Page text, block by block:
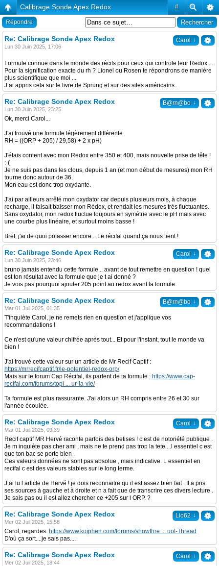
#
Calibrage Sonde Apex Redox
Répondre
Carol ↓
Re: Calibrage Sonde Apex Redox
Lun 30 Juin 2025, 17:06
Formule connue dans le monde des récifs pour ceux qui controle leur Redox ...
Pour la signification exacte du rh ? Lionel ou Rosen te répondrons de manière
plus scientifique que moi ...
J ai appris cela sur le livre de Sprung et sur des sites américains...
B@rn@bo ↓
Re: Calibrage Sonde Apex Redox
Lun 30 Juin 2025, 23:25
Ok, merci Carol...
J'ai trouvé une formule légèrement différente.
RH = ((ORP + 205) / 29,58) + 2 x pH)
J'étais content avec mon Redox entre 350 et 400, mais nouvelle prise de tête !
:-(
Je ne suis pas dans les clous, depuis 1 an (et mon début de mesures) mon RH
tourne donc autour de 36.
Mon eau est donc trop oxydante.
J'ai par ailleurs arrêté mon oxydator car depuis plusieurs mois, à chaque
recharge, il faisait baisser mon Rédox, et rendait les mesures très fluctuantes.
Sans oxydator, mon redox fluctue toujours en symétrie avec le pH mais avec
une courbe plus linéaire, et surtout moins basse !
Bref, j'ai de quoi potasser encore... Le récifal quand ça nous tient !
Carol ↓
Re: Calibrage Sonde Apex Redox
Lun 30 Juin 2025, 23:46
bruno jamais entendu cette formule... avant de tout remettre en question ! quel
est ton résultat avec la formule que je t ai donné ?
Je vois pas pourquoi ajouter 205 point au redox avant la formule.
B@rn@bo ↓
Re: Calibrage Sonde Apex Redox
Mar 01 Juil 2025, 01:35
T'inquiète Carol, je ne remets rien en question et j'applique vos
recommandations !
Ce n'est qu'une valeur chifrée après tout... Et pour l'instant, tout le monde va
bien !
J'ai trouvé cette valeur sur un article de Mr Recif Captif :
https://mrrecifcaptif.fr/le-potentiel-redox-orp/
Mais sur le forum Cap Récifal, ils parlent de ta formule : https://www.cap-
recifal.com/forums/topi ... ur-la-vie/
Ta formule est plus rassurante. J'ai alors un RH compris entre 26 et 30 sur
l'année écoulée.
Carol ↓
Re: Calibrage Sonde Apex Redox
Mar 01 Juil 2025, 09:39
Recif captif MR Hervé raconte parfois des betises ! c est de notoriété publique .
Je m inquiète pas cher ami , mais ne te prend pas trop la tete ...l essentiel c est
que ton bac se porte bien .
Ces valeurs données ne sont pas absolue , mais indicative. L essentiel en
recifal c est des valeurs stables sur le long terme.
J ai lu l article de Hervé ! je dois reconnaitre qu il est assez bien fait . Il a pris
ses sources à gauche et à droite et n a fait que de transcrire ces divers lecture .
Je sais pas ou il est allez chercher ce +205 sur l ORP. ?
Lio62 ↓
Re: Calibrage Sonde Apex Redox
Mer 02 Juil 2025, 15:58
Carol, regardes: https://www.koiphen.com/forums/showthre ... uot-Thread
D'où ça sort....je sais pas....
Carol ↓
Re: Calibrage Sonde Apex Redox
Mer 02 Juil 2025, 18:44